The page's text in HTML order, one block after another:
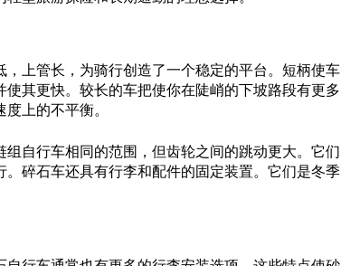
上管长，为骑行创造了一个稳定的平台。短柄使车
其更快。较长的车把使你在陡峭的下坡路段有更多
上的不平衡。
自行车相同的范围，但齿轮之间的跳动更大。它们
碎石车还具有行李和配件的固定装置。它们是冬季